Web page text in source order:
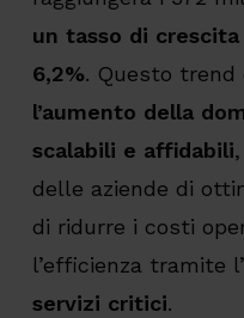
un tasso di
6,2%. Questo trend
l’aumento della
scalabili e affidabili
delle aziende di
di ridurre i costi
l’efficienza tramite l’
servizi critici.